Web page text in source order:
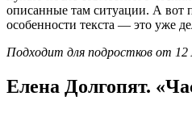
описанные там ситуации. А вот
особенности текста — это уже
Подходит для подростков от 12
Елена Долгопят.